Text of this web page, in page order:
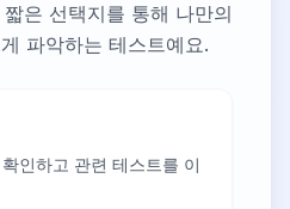
은 선택지를 통해 나만의
파악하는 테스트예요.
인하고 관련 테스트를 이